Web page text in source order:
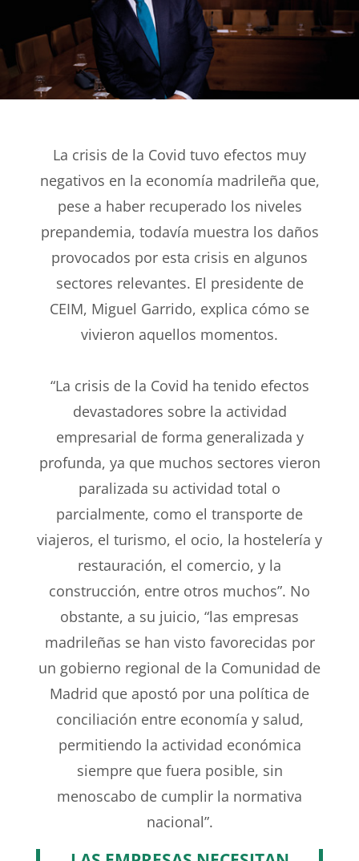
La crisis de la Covid tuvo efectos muy
negativos en la economía madrileña que,
pese a haber recuperado los niveles
prepandemia, todavía muestra los daños
provocados por esta crisis en algunos
sectores relevantes. El presidente de
CEIM, Miguel Garrido, explica cómo se
vivieron aquellos momentos.
“La crisis de la Covid ha tenido efectos
devastadores sobre la actividad
empresarial de forma generalizada y
profunda, ya que muchos sectores vieron
paralizada su actividad total o
parcialmente, como el transporte de
viajeros, el turismo, el ocio, la hostelería y
restauración, el comercio, y la
construcción, entre otros muchos”. No
obstante, a su juicio, “las empresas
madrileñas se han visto favorecidas por
un gobierno regional de la Comunidad de
Madrid que apostó por una política de
conciliación entre economía y salud,
permitiendo la actividad económica
siempre que fuera posible, sin
menoscabo de cumplir la normativa
nacional”.